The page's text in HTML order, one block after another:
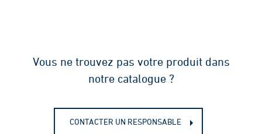
Vous ne trouvez pas votre produit dans
notre catalogue ?
CONTACTER UN RESPONSABLE